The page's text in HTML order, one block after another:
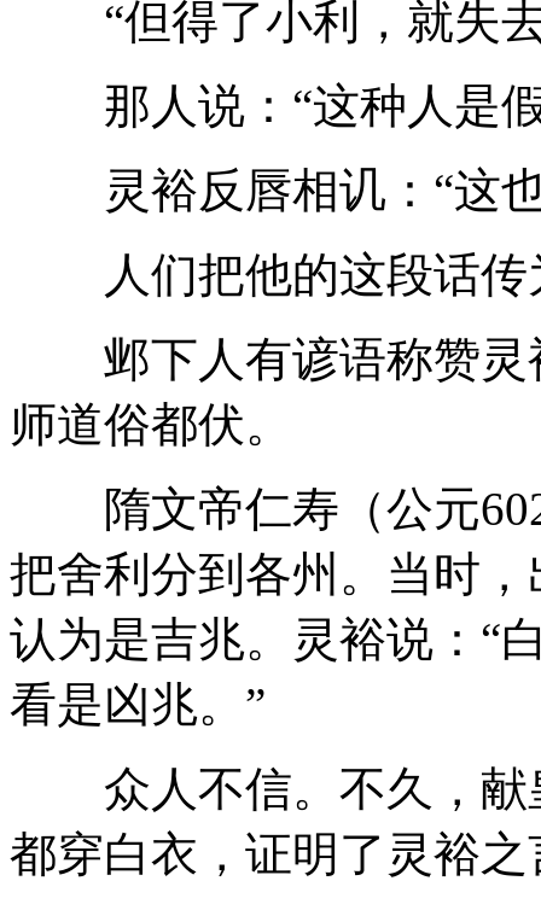
“但得了小利，就失去
那人说：“这种人是假
灵裕反唇相讥：“这也
人们把他的这段话传
邺下人有谚语称赞灵
师道俗都伏。
隋文帝仁寿（公元602
把舍利分到各州。当时
认为是吉兆。灵裕说：“
看是凶兆。”
众人不信。不久，献
都穿白衣，证明了灵裕之